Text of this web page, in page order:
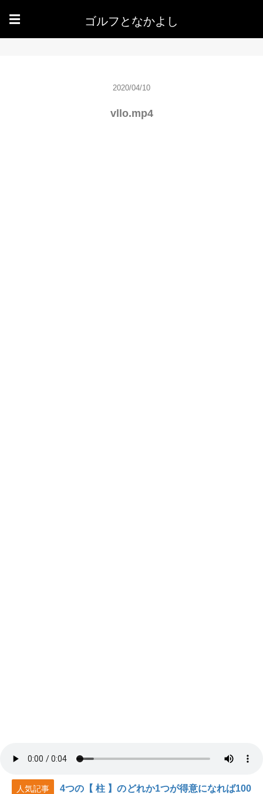
☰ ゴルフとなかよし
2020/04/10
vllo.mp4
人気記事
4つの【 柱 】のどれか1つが得意になれば100